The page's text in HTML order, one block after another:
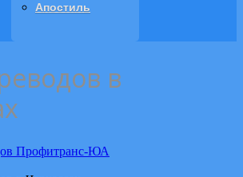
Апостиль
в
Профитранс-ЮА